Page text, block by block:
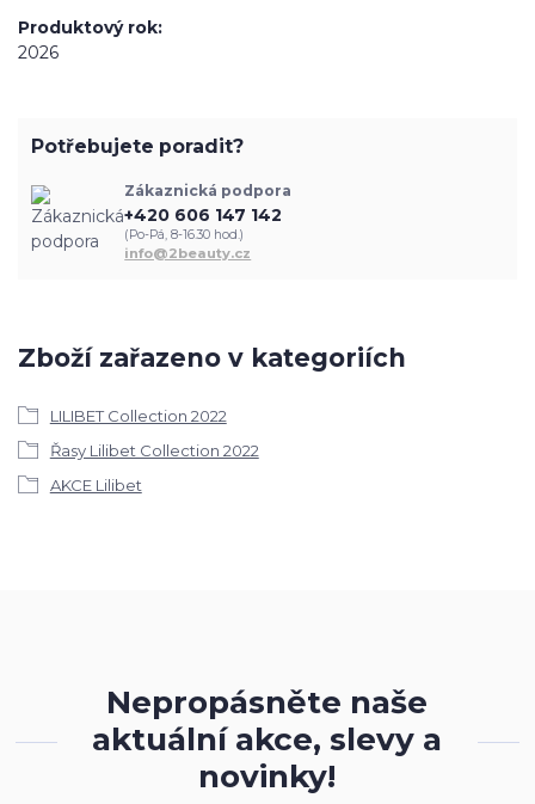
Produktový rok
2026
Zboží zařazeno v kategoriích
LILIBET Collection 2022
Řasy Lilibet Collection 2022
AKCE Lilibet
Potřebujete poradit?
Zákaznická podpora
+420 606 147 142
(Po-Pá, 8-16.30 hod.)
info@2beauty.cz
Nepropásněte naše
aktuální akce, slevy a
novinky!